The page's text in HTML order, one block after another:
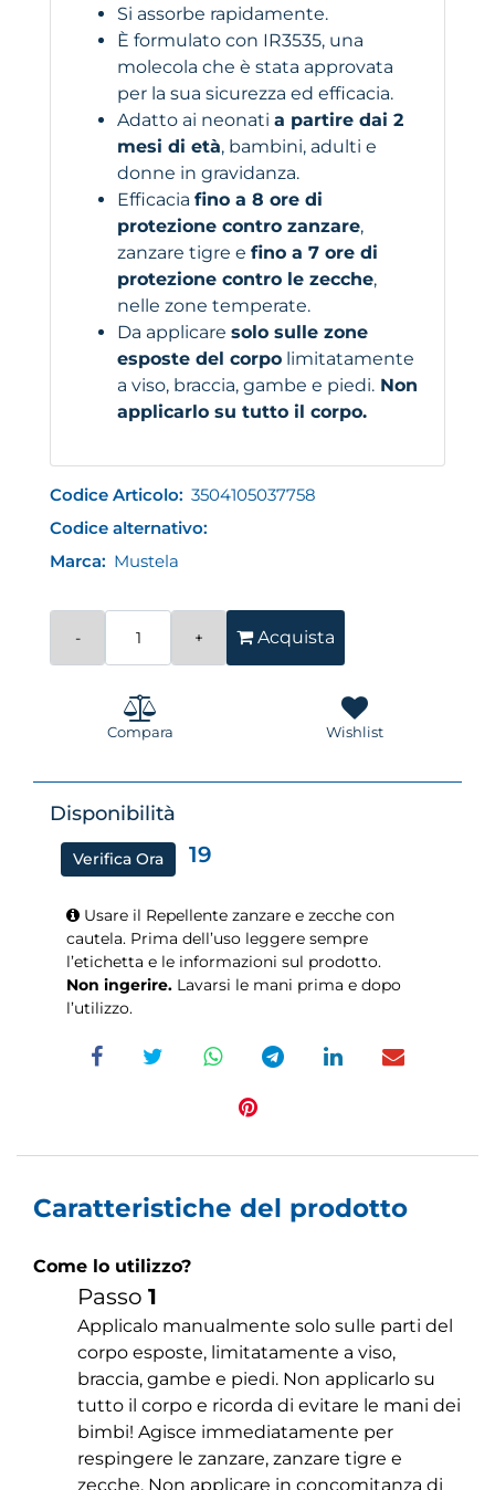
Si assorbe rapidamente.
È formulato con IR3535, una
molecola che è stata approvata
per la sua sicurezza ed efficacia.
Adatto ai neonati a partire dai 2
mesi di età, bambini, adulti e
donne in gravidanza.
Efficacia fino a 8 ore di
protezione contro zanzare,
zanzare tigre e fino a 7 ore di
protezione contro le zecche,
nelle zone temperate.
Da applicare solo sulle zone
esposte del corpo limitatamente
a viso, braccia, gambe e piedi. Non
applicarlo su tutto il corpo.
Codice Articolo: 3504105037758
Codice alternativo:
Marca: Mustela
Acquista
Compara Wishlist
Disponibilità
Verifica Ora 19
Usare il Repellente zanzare e zecche con
cautela. Prima dell’uso leggere sempre
l’etichetta e le informazioni sul prodotto.
Non ingerire. Lavarsi le mani prima e dopo
l’utilizzo.
Caratteristiche del prodotto
Come lo utilizzo?
Passo 1
Applicalo manualmente solo sulle parti del
corpo esposte, limitatamente a viso,
braccia, gambe e piedi. Non applicarlo su
tutto il corpo e ricorda di evitare le mani dei
bimbi! Agisce immediatamente per
respingere le zanzare, zanzare tigre e
zecche. Non applicare in concomitanza di